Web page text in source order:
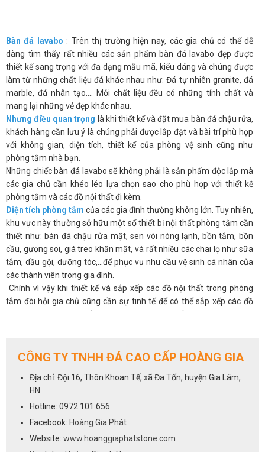
Bàn đá lavabo : Trên thị trường hiện nay, các gia chủ có thể dễ
dàng tìm thấy rất nhiều các sản phẩm bàn đá lavabo đẹp được
thiết kế sang trọng với đa dạng mẫu mã, kiểu dáng và chúng được
làm từ những chất liệu đá khác nhau như: Đá tự nhiên granite, đá
marble, đá nhân tạo.... Mỗi chất liệu đều có những tính chất và
mang lại những vẻ đẹp khác nhau.
Nhưng điều quan trọng là khi thiết kế và đặt mua bàn đá chậu rửa,
khách hàng cần lưu ý là chúng phải được lắp đặt và bài trí phù hợp
với không gian, diện tích, thiết kế của phòng vệ sinh cũng như
phòng tắm nhà bạn.
Những chiếc bàn đá lavabo sẽ không phải là sản phẩm độc lập mà
các gia chủ cần khéo léo lựa chọn sao cho phù hợp với thiết kế
phòng tắm và các đồ nội thất đi kèm.
Diện tích phòng tắm của các gia đình thường không lớn. Tuy nhiên,
khu vực này thường sở hữu một số thiết bị nội thất phòng tắm cần
thiết như: bàn đá chậu rửa mặt, sen vòi nóng lạnh, bồn tắm, bồn
cầu, gương soi, giá treo khăn mặt, và rất nhiều các chai lọ như sữa
tắm, dầu gội, dưỡng tóc,...để phục vụ nhu cầu vệ sinh cá nhân của
các thành viên trong gia đình.
Chính vì vậy khi thiết kế và sắp xếp các đồ nội thất trong phòng
tắm đòi hỏi gia chủ cũng cần sự tinh tế để có thể sắp xếp các đồ
dùng một cách ngăn lắp, hài hòa, tiện nghi nhất. Khi đặt mua bàn
bàn đá, kiểu dáng sao cho chúng phù hợp với không gian của bạn.
không thể thiếu trong thiết kế phòng tắm hiện đại. Chỉ với mức chi
phí từ 1.500.000đ - 4.000.000đ là bạn đã có thể sở hữu một bộ bàn
đá chậu rửa mặt cho gia đình mình. Chúng sẽ góp phần không nhỏ
để mang tới sự tiện nghi và đẳng cấp cho phòng tắm.
mã, kiểu dáng và màu sắc của bàn đá nhà vệ sinh,xin giới thiệu
CÔNG TY TNHH ĐÁ CAO CẤP HOÀNG GIA
Địa chỉ: Đội 16, Thôn Khoan Tế, xã Đa Tốn, huyện Gia Lâm,
HN
Hotline: 0972 101 656
Facebook: Hoàng Gia Phát
Website: www.hoanggiaphatstone.com